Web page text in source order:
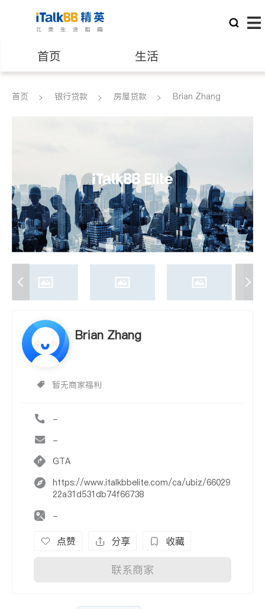
首页 生活
医生 律师
会计师
建筑装修
首页 银行贷款 房屋贷款 Brian Zhang
Brian Zhang
暂无商家福利
-
-
GTA
https://www.italkbbelite.com/ca/ubiz/66029
22a31d531db74f66738
-
点赞 分享 收藏
联系商家